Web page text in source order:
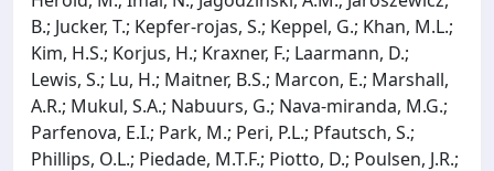
B.; Jucker, T.; Kepfer‐rojas, S.; Keppel, G.; Khan, M.L.;
Kim, H.S.; Korjus, H.; Kraxner, F.; Laarmann, D.;
Lewis, S.; Lu, H.; Maitner, B.S.; Marcon, E.; Marshall,
A.R.; Mukul, S.A.; Nabuurs, G.; Nava‐miranda, M.G.;
Parfenova, E.I.; Park, M.; Peri, P.L.; Pfautsch, S.;
Phillips, O.L.; Piedade, M.T.F.; Piotto, D.; Poulsen, J.R.;